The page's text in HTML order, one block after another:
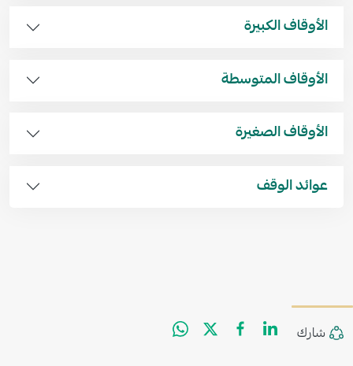
الأوقاف الكبيرة
الأوقاف المتوسطة
الأوقاف الصغيرة
عوائد الوقف
شارك Share
LinkedIn
Facebook
Twitter